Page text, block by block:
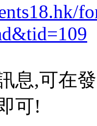
息,可在
可!